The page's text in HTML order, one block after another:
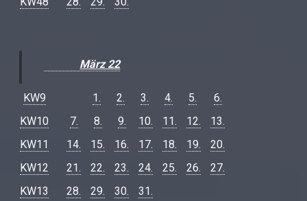
März 22
KW9 1. 2. 3. 4. 5.
6.
KW10
7. 8. 9. 10. 11. 12.
13.
KW11
14. 15. 16. 17. 18. 19.
20.
KW12
21. 22. 23. 24. 25. 26.
27.
KW13
28. 29. 30. 31.